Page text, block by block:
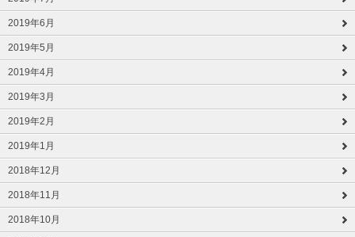
2019年6月
2019年5月
2019年4月
2019年3月
2019年2月
2019年1月
2018年12月
2018年11月
2018年10月